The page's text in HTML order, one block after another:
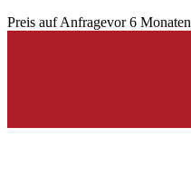
Preis auf Anfragevor 6 Monaten